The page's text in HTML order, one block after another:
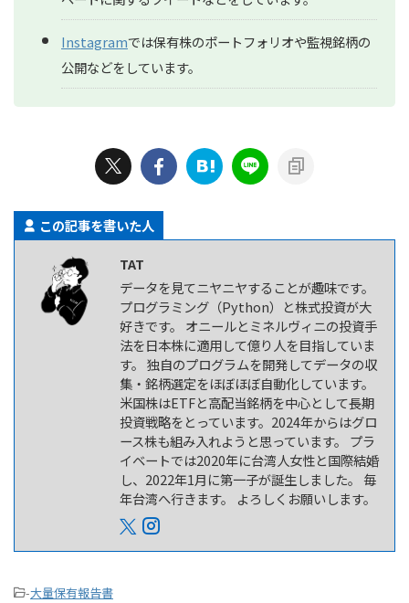
Instagramでは保有株のポートフォリオや監視銘柄の
公開などをしています。
この記事を書いた人
TAT
データを見てニヤニヤすることが趣味です。
プログラミング（Python）と株式投資が大
好きです。 オニールとミネルヴィニの投資手
法を日本株に適用して億り人を目指していま
す。 独自のプログラムを開発してデータの収
集・銘柄選定をほぼほぼ自動化しています。
米国株はETFと高配当銘柄を中心として長期
投資戦略をとっています。2024年からはグロ
ース株も組み入れようと思っています。 プラ
イベートでは2020年に台湾人女性と国際結婚
し、2022年1月に第一子が誕生しました。 毎
年台湾へ行きます。 よろしくお願いします。
-大量保有報告書